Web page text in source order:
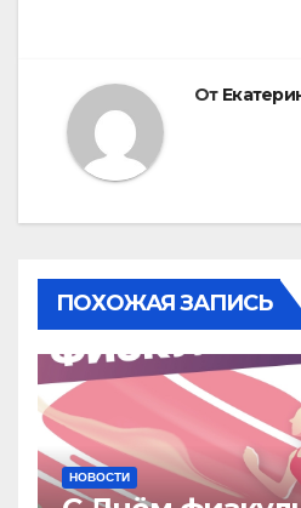
От
ПОХОЖАЯ ЗАПИСЬ
НОВОСТИ